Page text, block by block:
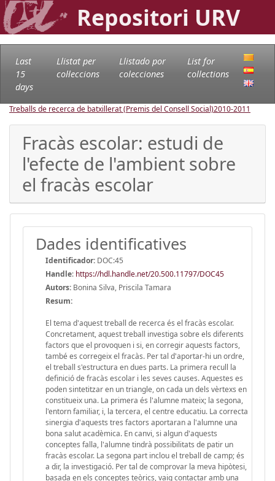
Repositori URV
Last
15
days
Llistat per
col·leccions
Llistado por
colecciones
List for
collections
Treballs de recerca de batxillerat (Premis del Consell Social)2010-2011
Fracàs escolar: estudi de
l'efecte de l'ambient sobre
el fracàs escolar
Dades identificatives
Identificador: DOC:45
Handle: https://hdl.handle.net/20.500.11797/DOC45
Autors: Bonina Silva, Priscila Tamara
Resum:
El tema d'aquest treball de recerca és el fracàs escolar.
Concretament, aquest treball investiga sobre els diferents
factors que el provoquen i si, en corregir aquests factors,
també es corregeix el fracàs. Per tal d'aportar-hi un ordre,
el treball s'estructura en dues parts. La primera recull la
definició de fracàs escolar i les seves causes. Aquestes es
poden sintetitzar en un triangle, on cada un dels vèrtexs en
constitueix una. La primera és l'alumne mateix; la segona,
l'entorn familiar, i, la tercera, el centre educatiu. La correcta
sinergia d'aquests tres factors aportaran a l'alumne una
bona salut acadèmica. En canvi, si algun d'aquests
conceptes falla, l'alumne tindrà possibilitats de patir un
fracàs escolar. La segona part inclou el treball de camp; és
a dir, la investigació. Per tal de comprovar la meva hipòtesi,
basada en els conceptes teòrics, vaig contactar amb una